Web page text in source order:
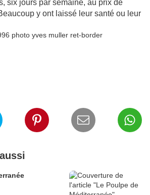
six jours par semaine, au prix de
y ont laissé leur santé ou leur